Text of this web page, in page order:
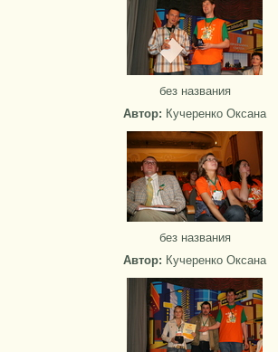
без названия
Автор: Кучеренко Оксана
без названия
Автор: Кучеренко Оксана